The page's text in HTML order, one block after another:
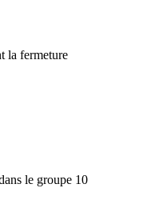
la fermeture
le groupe 10